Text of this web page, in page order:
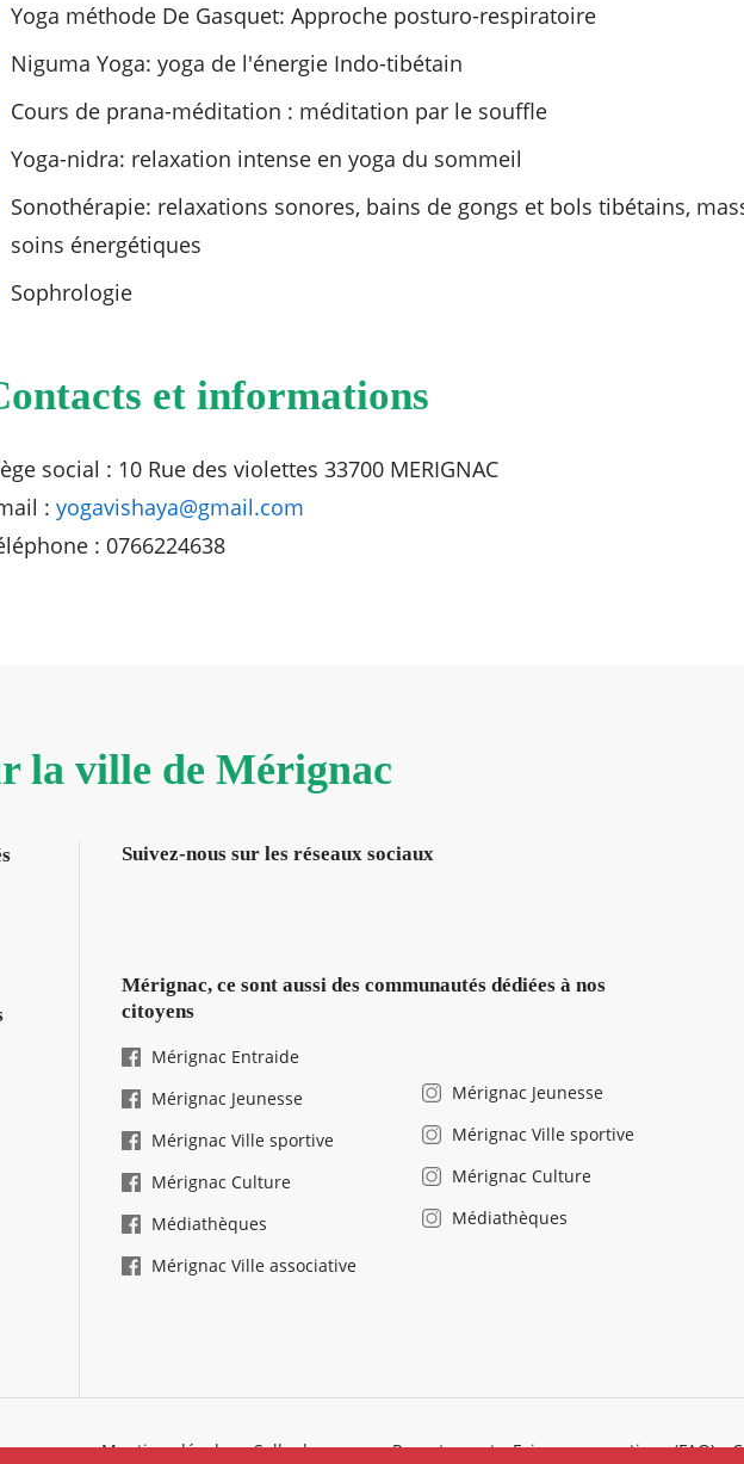
Yoga méthode De Gasquet: Approche posturo-respiratoire
Niguma Yoga: yoga de l'énergie Indo-tibétain
Cours de prana-méditation : méditation par le souffle
Yoga-nidra: relaxation intense en yoga du sommeil
Sonothérapie: relaxations sonores, bains de gongs et bols tibétains,
soins énergétiques
Sophrologie
et informations
social : 10 Rue des violettes 33700 MERIGNAC
: yogavishaya@gmail.com
: 0766224638
la ville de Mérignac
Suivez-nous sur les réseaux sociaux
Mérignac, ce sont aussi des communautés dédiées à nos
citoyens
Mérignac Entraide
Mérignac Jeunesse
Mérignac Ville sportive
Mérignac Culture
Médiathèques
Mérignac Ville associative
Mérignac Jeunesse
Mérignac Ville sportive
Mérignac Culture
Médiathèques
Footer
Mentions légales Salle de presse Recrutement Foire aux questions (FAQ)